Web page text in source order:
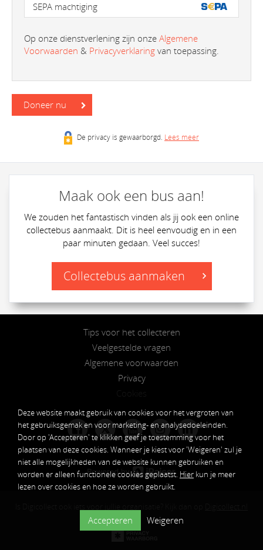
SEPA machtiging
Op onze dienstverlening zijn onze Algemene
Voorwaarden & Privacyverklaring van toepassing.
Doneer nu
De privacy is gewaarborgd. Lees meer
Maak ook een bus aan!
We zouden het fantastisch vinden als jij ook een online
collectebus aanmaakt. Dit is heel eenvoudig en in een
paar minuten gedaan. Veel succes!
Collectebus aanmaken
Tips voor het collecteren
Veelgestelde vragen
Algemene voorwaarden
Privacy
𝕏
Deze website maakt gebruik van cookies voor het vergroten van
het gebruiksgemak en voor marketing- en analysedoeleinden.
Door op 'Accepteren' te klikken geef je toestemming voor het
plaatsen van deze cookies. Wanneer je kiest voor 'Weigeren' zul je
niet alle mogelijkheden van de website kunnen gebruiken en
worden er alleen functionele cookies geplaatst. Hier kun je meer
lezen over cookies en hoe ze worden gebruikt.
Accepteren Weigeren